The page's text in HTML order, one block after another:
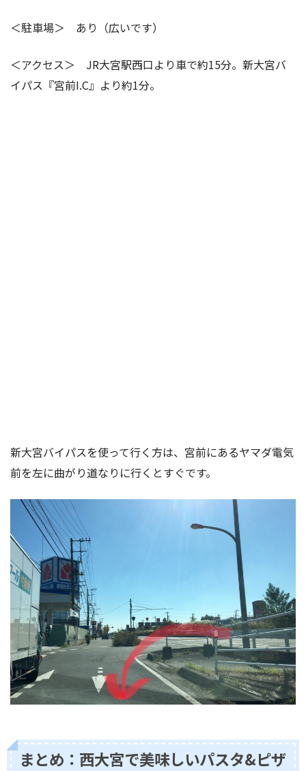
＜駐車場＞ あり（広いです）
＜アクセス＞ JR大宮駅西口より車で約15分。新大宮バ
イパス『宮前I.C』より約1分。
新大宮バイパスを使って行く方は、宮前にあるヤマダ電気
前を左に曲がり道なりに行くとすぐです。
まとめ：西大宮で美味しいパスタ&ピザ